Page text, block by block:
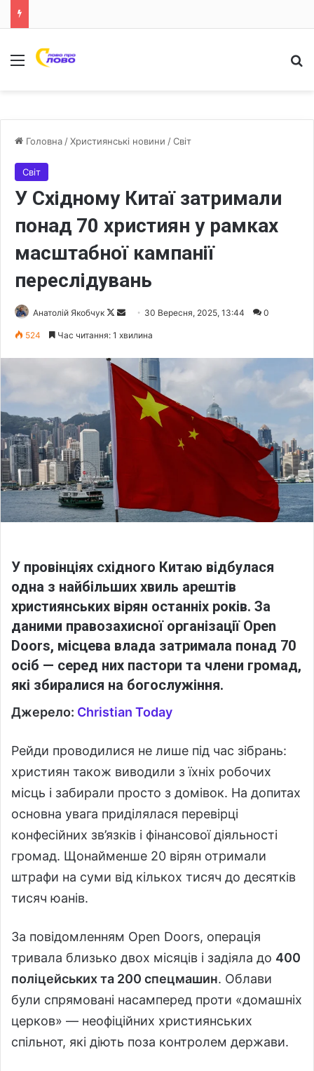
Меню
Головна /Християнські новини /Світ
Світ
У Східному Китаї затримали
понад 70 християн у рамках
масштабної кампанії
переслідувань
Анатолій Якобчук
F
l
a
30 Вересня, 2025, 13:44 0
524 Час читання: 1 хвилина
У провінціях східного Китаю відбулася
одна з найбільших хвиль арештів
християнських вірян останніх років. За
даними правозахисної організації Open
Doors, місцева влада затримала понад 70
осіб — серед них пастори та члени громад,
які збиралися на богослужіння.
Джерело: Christian Today
Рейди проводилися не лише під час зібрань:
християн також виводили з їхніх робочих
місць і забирали просто з домівок. На допитах
основна увага приділялася перевірці
конфесійних зв’язків і фінансової діяльності
громад. Щонайменше 20 вірян отримали
штрафи на суми від кількох тисяч до десятків
тисяч юанів.
За повідомленням Open Doors, операція
тривала близько двох місяців і задіяла до 400
поліцейських та 200 спецмашин. Облави
були спрямовані насамперед проти «домашніх
церков» — неофіційних християнських
спільнот, які діють поза контролем держави.